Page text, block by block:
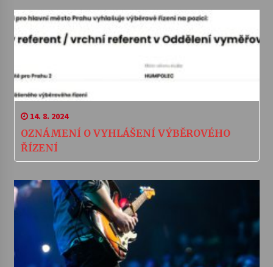
14. 8. 2024
OZNÁMENÍ O VYHLÁŠENÍ VÝBĚROVÉHO
ŘÍZENÍ